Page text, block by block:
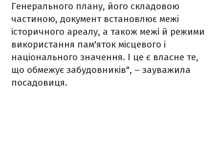
Генерального плану, його складовою
частиною, документ встановлює межі
історичного ареалу, а також межі й режими
використання пам'яток місцевого і
національного значення. І це є власне те,
що обмежує забудовників", – зауважила
посадовиця.